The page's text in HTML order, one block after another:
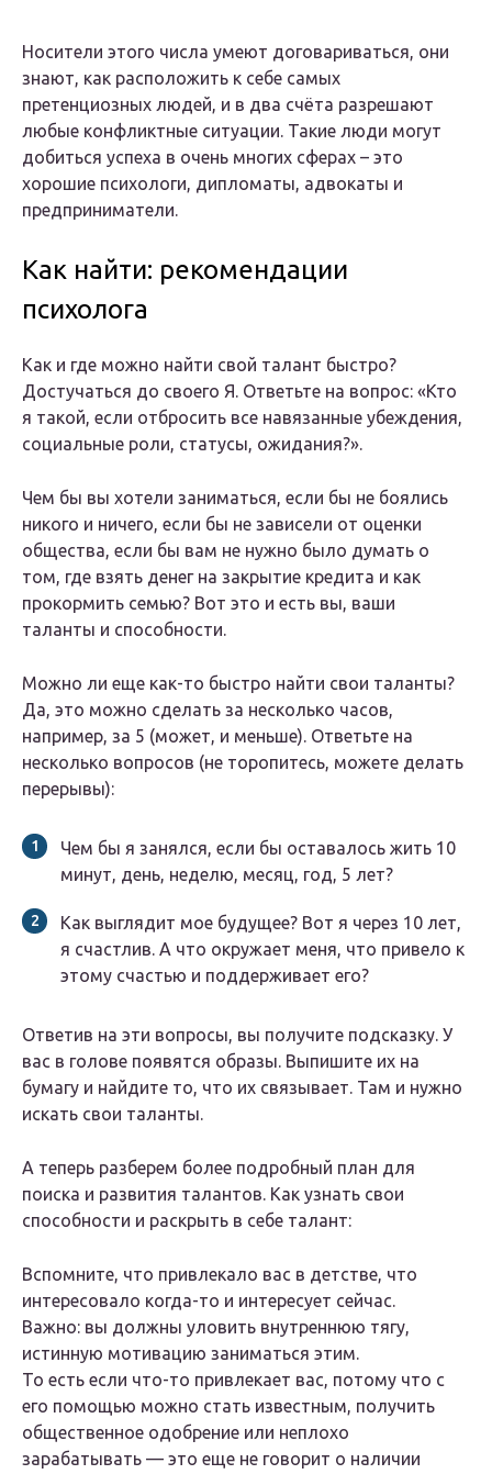
Носители этого числа умеют договариваться, они
знают, как расположить к себе самых
претенциозных людей, и в два счёта разрешают
любые конфликтные ситуации. Такие люди могут
добиться успеха в очень многих сферах – это
хорошие психологи, дипломаты, адвокаты и
предприниматели.
Как найти: рекомендации
психолога
Как и где можно найти свой талант быстро?
Достучаться до своего Я. Ответьте на вопрос: «Кто
я такой, если отбросить все навязанные убеждения,
социальные роли, статусы, ожидания?».
Чем бы вы хотели заниматься, если бы не боялись
никого и ничего, если бы не зависели от оценки
общества, если бы вам не нужно было думать о
том, где взять денег на закрытие кредита и как
прокормить семью? Вот это и есть вы, ваши
таланты и способности.
Можно ли еще как-то быстро найти свои таланты?
Да, это можно сделать за несколько часов,
например, за 5 (может, и меньше). Ответьте на
несколько вопросов (не торопитесь, можете делать
перерывы):
Чем бы я занялся, если бы оставалось жить 10
минут, день, неделю, месяц, год, 5 лет?
Как выглядит мое будущее? Вот я через 10 лет,
я счастлив. А что окружает меня, что привело к
этому счастью и поддерживает его?
Ответив на эти вопросы, вы получите подсказку. У
вас в голове появятся образы. Выпишите их на
бумагу и найдите то, что их связывает. Там и нужно
искать свои таланты.
А теперь разберем более подробный план для
поиска и развития талантов. Как узнать свои
способности и раскрыть в себе талант:
Вспомните, что привлекало вас в детстве, что
интересовало когда-то и интересует сейчас.
Важно: вы должны уловить внутреннюю тягу,
истинную мотивацию заниматься этим.
То есть если что-то привлекает вас, потому что с
его помощью можно стать известным, получить
общественное одобрение или неплохо
зарабатывать — это еще не говорит о наличии